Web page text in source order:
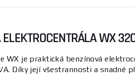
WX
WX je praktická benzínová
Díky její všestrannosti a snadné